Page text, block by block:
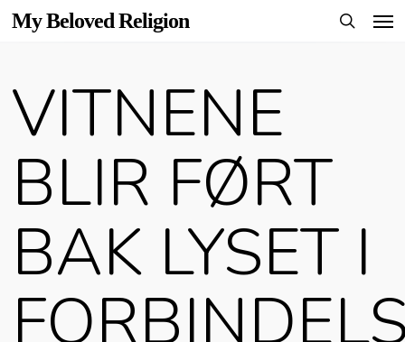
Skip
content
My Beloved Religion
VITNENE
BLIR FØRT
BAK LYSET I